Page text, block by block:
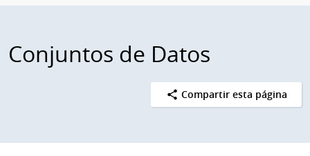
Conjuntos de Datos
Compartir esta página